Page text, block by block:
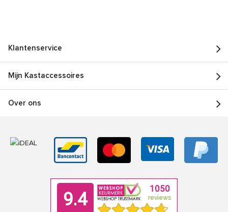
Klantenservice
Mijn Kastaccessoires
Over ons